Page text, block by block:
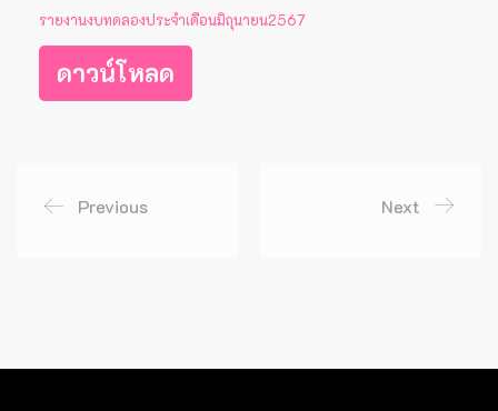
รายงานงบทดลองประจำเดือนมิถุนายน2567
ดาวน์โหลด
Previous Next